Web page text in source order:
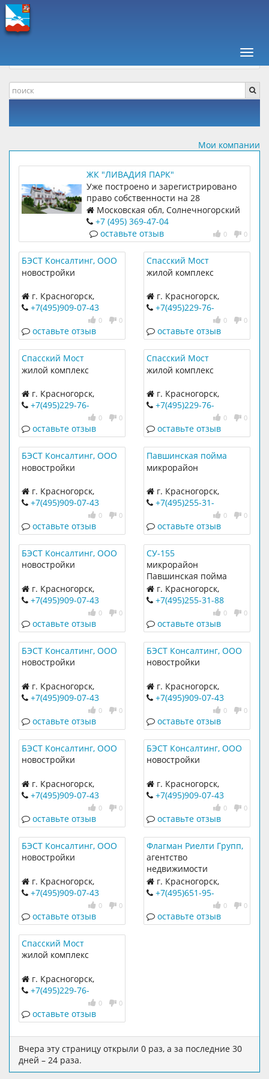
Мои компании
ЖК "ЛИВАДИЯ ПАРК"
Уже построено и зарегистрировано
право собственности на 28
домовладений
Московская обл, Солнечногорский
р-н, д. Юрлово, квартал Парковый, ул.
Ливадийская
+7 (495) 369-47-04
0 0
оставьте отзыв
БЭСТ Консалтинг, ООО
новостройки
г. Красногорск,
Павшинский бульвар,
+7(495)909-07-43
0 0
оставьте отзыв
Спасский Мост
жилой комплекс
г. Красногорск,
Спасская, к1-3
+7(495)229-76-
+7(495)748-77-880 0
оставьте отзыв
Спасский Мост
жилой комплекс
г. Красногорск,
Спасская, к10
+7(495)229-76-
+7(495)748-77-880 0
оставьте отзыв
Спасский Мост
жилой комплекс
г. Красногорск,
Спасская, к9
+7(495)229-76-
+7(495)748-77-880 0
оставьте отзыв
БЭСТ Консалтинг, ООО
новостройки
г. Красногорск,
Головкина, 7
+7(495)909-07-43
0 0
оставьте отзыв
Павшинская пойма
микрорайон
г. Красногорск,
Красногорский бульвар,
+7(495)255-31-
8(800)755-15-56 0 0
оставьте отзыв
БЭСТ Консалтинг, ООО
новостройки
г. Красногорск,
Павшинский бульвар,
+7(495)909-07-43
0 0
оставьте отзыв
СУ-155
микрорайон
Павшинская пойма
г. Красногорск,
Павшинский бульвар,
+7(495)255-31-88
0 0
оставьте отзыв
БЭСТ Консалтинг, ООО
новостройки
г. Красногорск,
Красногорский бульвар,
+7(495)909-07-43
0 0
оставьте отзыв
БЭСТ Консалтинг, ООО
новостройки
г. Красногорск,
Павшинский бульвар,
+7(495)909-07-43
0 0
оставьте отзыв
БЭСТ Консалтинг, ООО
новостройки
г. Красногорск,
Павшинский бульвар,
+7(495)909-07-43
0 0
оставьте отзыв
БЭСТ Консалтинг, ООО
новостройки
г. Красногорск,
Красногорский бульвар,
+7(495)909-07-43
0 0
оставьте отзыв
БЭСТ Консалтинг, ООО
новостройки
г. Красногорск,
Красногорский бульвар,
+7(495)909-07-43
0 0
оставьте отзыв
Флагман Риелти Групп,
ООО
агентство
недвижимости
г. Красногорск,
Красногорский бульвар,
+7(495)651-95-
+7(903)597-84-730 0
оставьте отзыв
Спасский Мост
жилой комплекс
г. Красногорск,
Спасская, к11
+7(495)229-76-
+7(495)748-77-880 0
оставьте отзыв
Вчера эту страницу открыли 0 раз, а за последние 30
дней – 24 раза.